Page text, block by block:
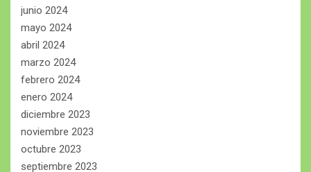
junio 2024
mayo 2024
abril 2024
marzo 2024
febrero 2024
enero 2024
diciembre 2023
noviembre 2023
octubre 2023
septiembre 2023